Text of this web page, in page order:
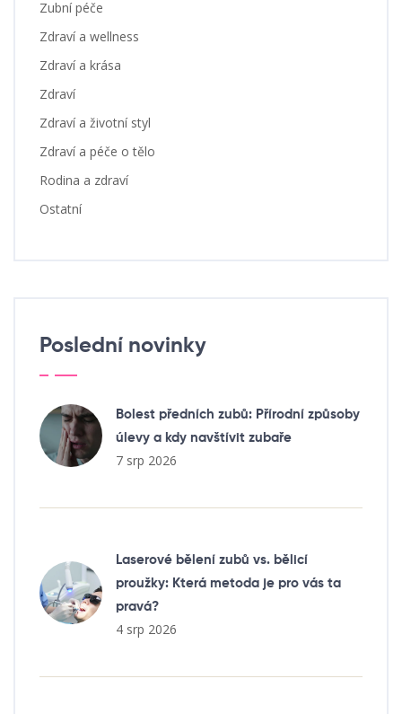
Zubní péče
Zdraví a wellness
Zdraví a krása
Zdraví
Zdraví a životní styl
Zdraví a péče o tělo
Rodina a zdraví
Ostatní
Poslední novinky
Bolest předních zubů: Přírodní způsoby
úlevy a kdy navštívit zubaře
7 srp 2026
Laserové bělení zubů vs. bělicí
proužky: Která metoda je pro vás ta
pravá?
4 srp 2026